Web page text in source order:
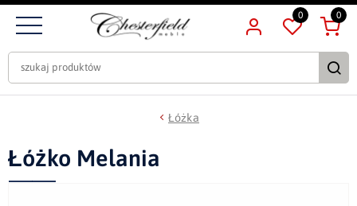
0 0
Łóżka
Łóżko Melania